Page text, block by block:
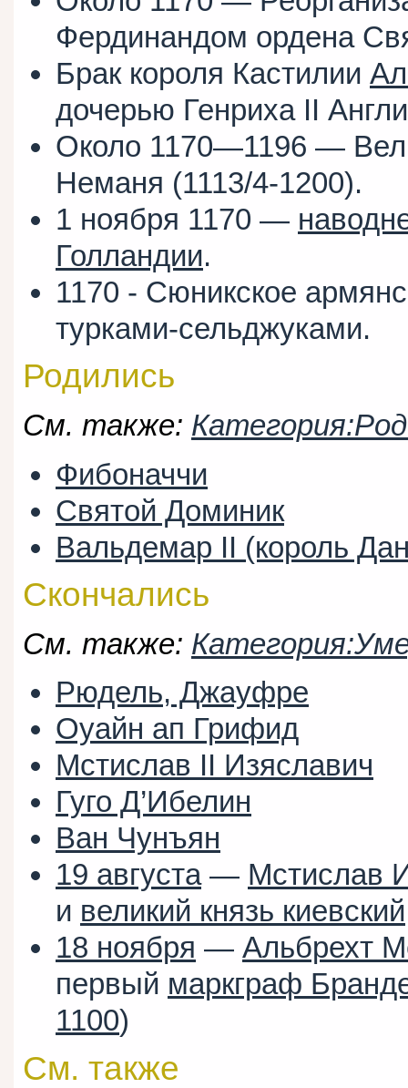
Фердинандом ордена
Брак короля Кастилии
дочерью Генриха II
Около 1170—1196 —
Неманя (1113/4-1200).
1 ноября 1170 —
Голландии.
1170 - Сюникское
турками-сельджуками.
Родились
См. также:
Фибоначчи
Святой Доминик
Вальдемар II (король
Скончались
См. также:
Рюдель, Джауфре
Оуайн ап Грифид
Мстислав II Изяславич
Гуго Д’Ибелин
Ван Чунъян
19 августа— Мстислав
и великий князь киевский
18 ноября — Альбрехт
первый маркграф
1100)
См. также